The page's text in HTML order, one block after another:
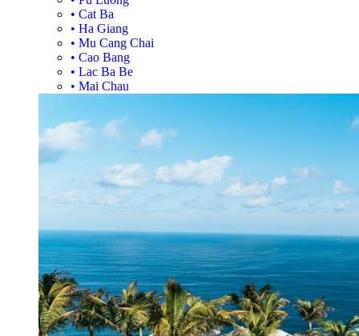
• Cat Ba
• Ha Giang
• Mu Cang Chai
• Cao Bang
• Lac Ba Be
• Mai Chau